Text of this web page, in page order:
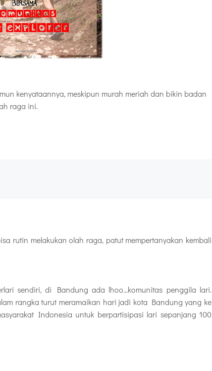
kenyataannya, meskipun murah meriah dan bikin badan
raga ini.
rutin melakukan olah raga, patut mempertanyakan kembali
sendiri, di Bandung ada lhoo...komunitas penggila lari.
rangka turut meramaikan hari jadi kota Bandung yang ke
Indonesia untuk berpartisipasi lari sepanjang 100